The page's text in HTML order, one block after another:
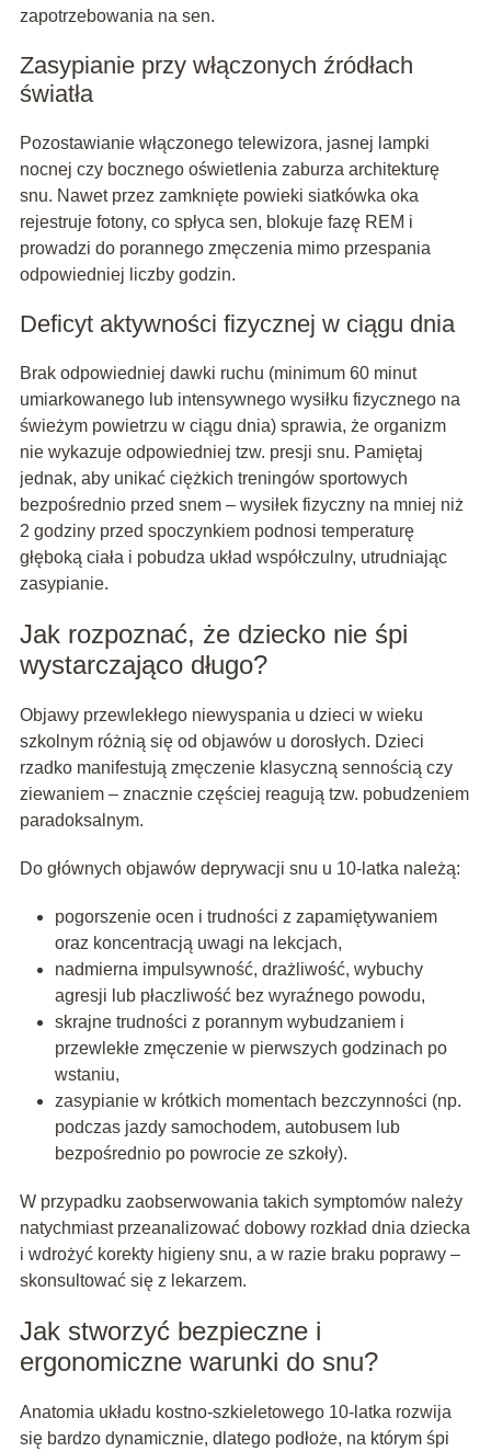
zapotrzebowania na sen.
Zasypianie przy włączonych źródłach
światła
Pozostawianie włączonego telewizora, jasnej lampki
nocnej czy bocznego oświetlenia zaburza architekturę
snu. Nawet przez zamknięte powieki siatkówka oka
rejestruje fotony, co spłyca sen, blokuje fazę REM i
prowadzi do porannego zmęczenia mimo przespania
odpowiedniej liczby godzin.
Deficyt aktywności fizycznej w ciągu dnia
Brak odpowiedniej dawki ruchu (minimum 60 minut
umiarkowanego lub intensywnego wysiłku fizycznego na
świeżym powietrzu w ciągu dnia) sprawia, że organizm
nie wykazuje odpowiedniej tzw. presji snu. Pamiętaj
jednak, aby unikać ciężkich treningów sportowych
bezpośrednio przed snem – wysiłek fizyczny na mniej niż
2 godziny przed spoczynkiem podnosi temperaturę
głęboką ciała i pobudza układ współczulny, utrudniając
zasypianie.
Jak rozpoznać, że dziecko nie śpi
wystarczająco długo?
Objawy przewlekłego niewyspania u dzieci w wieku
szkolnym różnią się od objawów u dorosłych. Dzieci
rzadko manifestują zmęczenie klasyczną sennością czy
ziewaniem – znacznie częściej reagują tzw. pobudzeniem
paradoksalnym.
Do głównych objawów deprywacji snu u 10-latka należą:
pogorszenie ocen i trudności z zapamiętywaniem
oraz koncentracją uwagi na lekcjach,
nadmierna impulsywność, drażliwość, wybuchy
agresji lub płaczliwość bez wyraźnego powodu,
skrajne trudności z porannym wybudzaniem i
przewlekłe zmęczenie w pierwszych godzinach po
wstaniu,
zasypianie w krótkich momentach bezczynności (np.
podczas jazdy samochodem, autobusem lub
bezpośrednio po powrocie ze szkoły).
W przypadku zaobserwowania takich symptomów należy
natychmiast przeanalizować dobowy rozkład dnia dziecka
i wdrożyć korekty higieny snu, a w razie braku poprawy –
skonsultować się z lekarzem.
Jak stworzyć bezpieczne i
ergonomiczne warunki do snu?
Anatomia układu kostno-szkieletowego 10-latka rozwija
się bardzo dynamicznie, dlatego podłoże, na którym śpi